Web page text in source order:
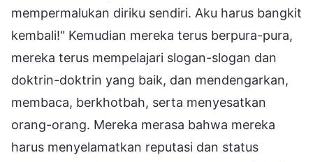
mempermalukan diriku sendiri. Aku harus bangkit
kembali!" Kemudian mereka terus berpura-pura,
mereka terus mempelajari slogan-slogan dan
doktrin-doktrin yang baik, dan mendengarkan,
membaca, berkhotbah, serta menyesatkan
orang-orang. Mereka merasa bahwa mereka
harus menyelamatkan reputasi dan status